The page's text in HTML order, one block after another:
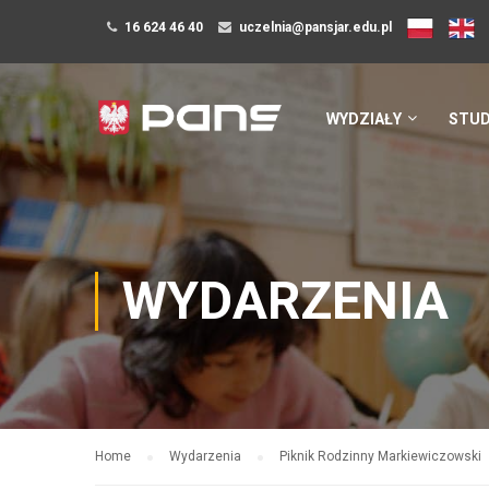
16 624 46 40 uczelnia@pansjar.edu.pl
WYDZIAŁY
WYDARZENIA
Home Wydarzenia Piknik Rodzinny Markiewiczowski